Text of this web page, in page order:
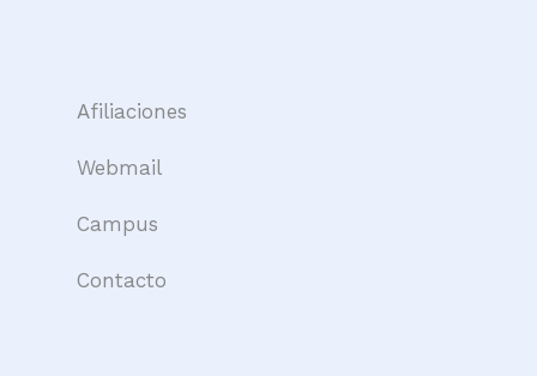
Afiliaciones
Webmail
Campus
Contacto